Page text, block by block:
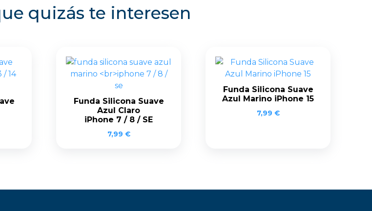
quizás te interesen
Funda Silicona Suave
Azul Claro
iPhone 7 / 8 / SE
7,99 €
Funda Silicona Suave
Azul Marino iPhone 15
7,99 €